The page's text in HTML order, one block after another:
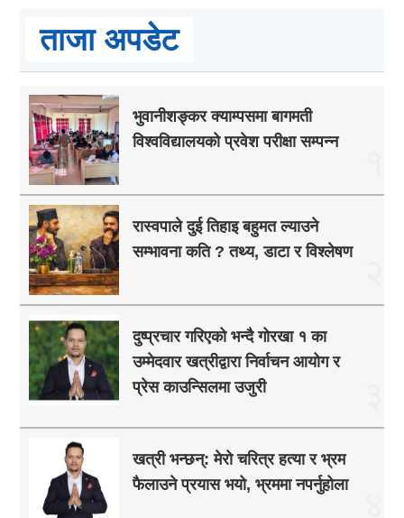
ताजा अपडेट
भुवानीशङ्कर क्याम्पसमा बागमती
विश्वविद्यालयको प्रवेश परीक्षा सम्पन्न
रास्वपाले दुई तिहाइ बहुमत ल्याउने
सम्भावना कति ? तथ्य, डाटा र विश्लेषण
दुष्प्रचार गरिएको भन्दै गोरखा १ का
उम्मेदवार खत्रीद्वारा निर्वाचन आयोग र
प्रेस काउन्सिलमा उजुरी
खत्री भन्छन्: मेरो चरित्र हत्या र भ्रम
फैलाउने प्रयास भयो, भ्रममा नपर्नुहोला